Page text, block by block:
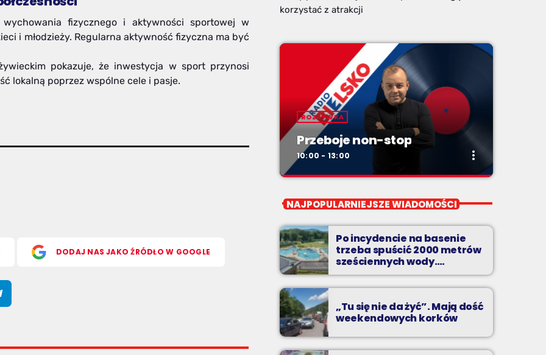
wychowania fizycznego i aktywności sportowej w
i młodzieży. Regularna aktywność fizyczna ma być
pokazuje, że inwestycja w sport przynosi
lokalną poprzez wspólne cele i pasje.
DODAJ NAS JAKO ŹRÓDŁO W GOOGLE
korzystać z atrakcji
ROZRYWKA
Przeboje non-stop
10:00 - 13:00 more_vert
Przeboje non-stop
Podbeskidziu! Konkursy, akcje radiowe,
rozmowy i oczywiście - starannie
wyselekcjonowane przeboje non-stop!
NAJPOPULARNIEJSZE WIADOMOŚCI
Po incydencie na basenie
trzeba spuścić 2000 metrów
sześciennych wody.
„Ogromne koszty i ogromna
praca”
„Tu się nie da żyć”. Mają dość
weekendowych korków